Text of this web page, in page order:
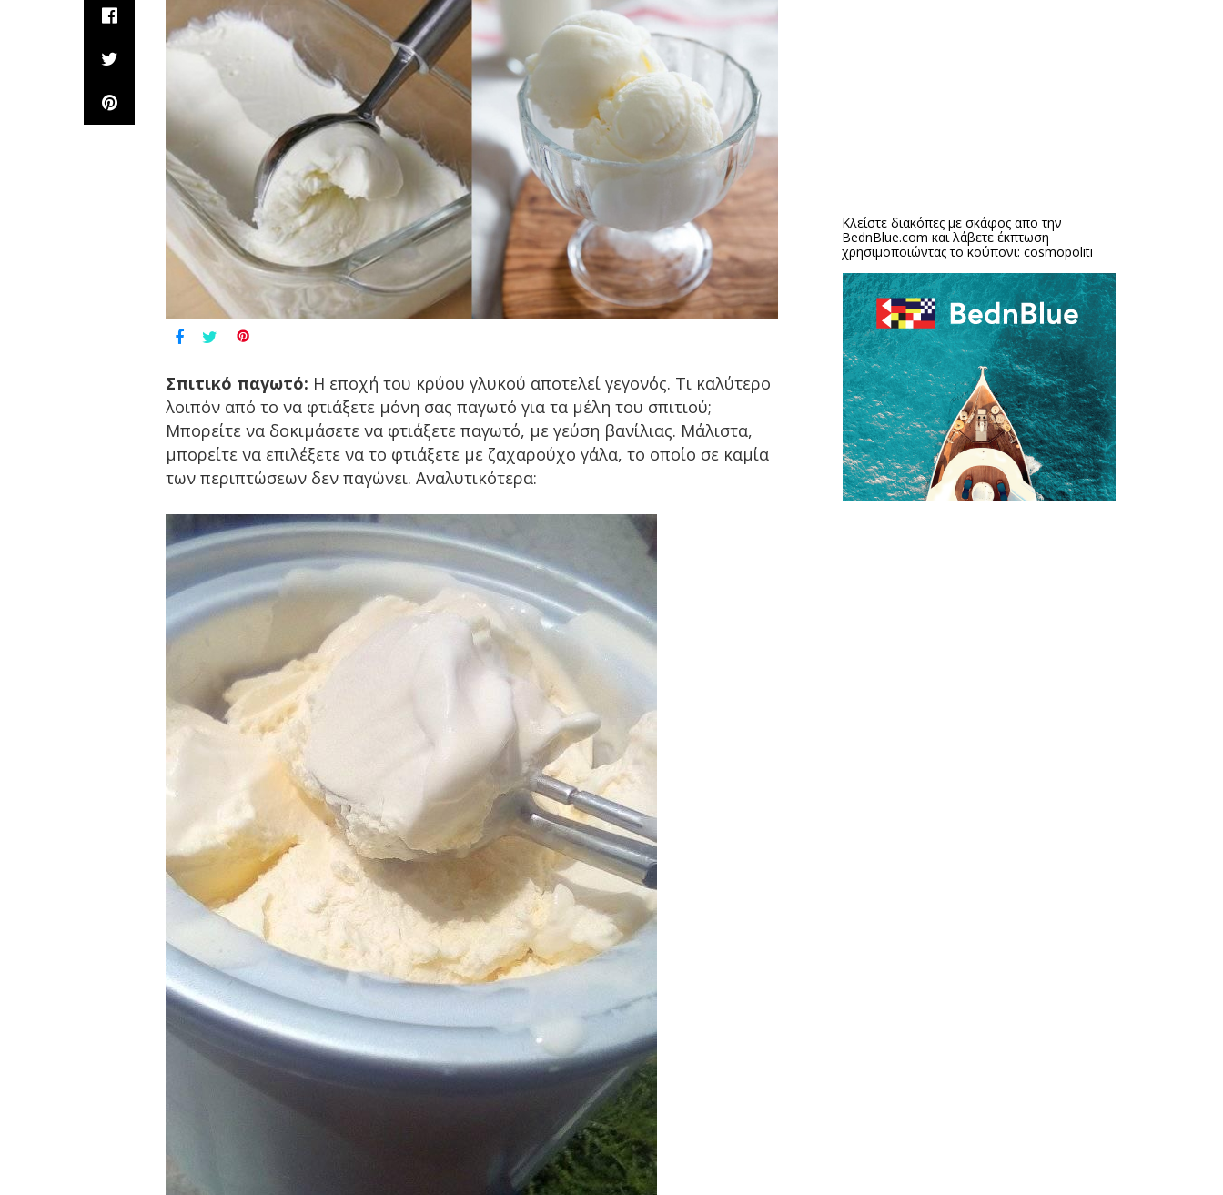
Σπιτικό παγωτό: Η εποχή του κρύου γλυκού αποτελεί γεγονός. Τι καλύτερο
λοιπόν από το να φτιάξετε μόνη σας παγωτό για τα μέλη του σπιτιού;
Μπορείτε να δοκιμάσετε να φτιάξετε παγωτό, με γεύση βανίλιας. Μάλιστα,
μπορείτε να επιλέξετε να το φτιάξετε με ζαχαρούχο γάλα, το οποίο σε καμία
των περιπτώσεων δεν παγώνει. Αναλυτικότερα:
Κλείστε διακόπες με σκάφος απο την
BednBlue.com και λάβετε έκπτωση
χρησιμοποιώντας το κούπονι: cosmopoliti